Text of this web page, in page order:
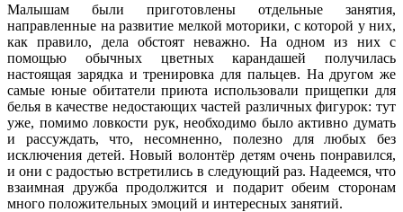
Малышам были приготовлены отдельные занятия,
направленные на развитие мелкой моторики, с которой у них,
как правило, дела обстоят неважно. На одном из них с
помощью обычных цветных карандашей получилась
настоящая зарядка и тренировка для пальцев. На другом же
самые юные обитатели приюта использовали прищепки для
белья в качестве недостающих частей различных фигурок: тут
уже, помимо ловкости рук, необходимо было активно думать
и рассуждать, что, несомненно, полезно для любых без
исключения детей. Новый волонтёр детям очень понравился,
и они с радостью встретились в следующий раз. Надеемся, что
взаимная дружба продолжится и подарит обеим сторонам
много положительных эмоций и интересных занятий.